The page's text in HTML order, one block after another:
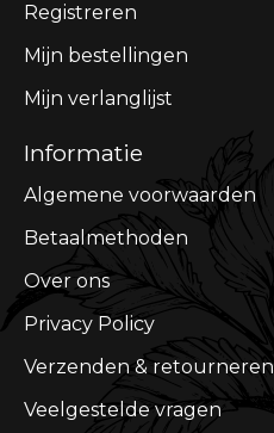
Registreren
Mijn bestellingen
Mijn verlanglijst
Informatie
Algemene voorwaarden
Betaalmethoden
Over ons
Privacy Policy
Verzenden & retourneren
Veelgestelde vragen